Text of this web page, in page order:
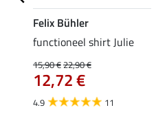
Felix Bühler
functioneel shirt Julie
15,90 €22,90 €
12,72 €
4.9 11